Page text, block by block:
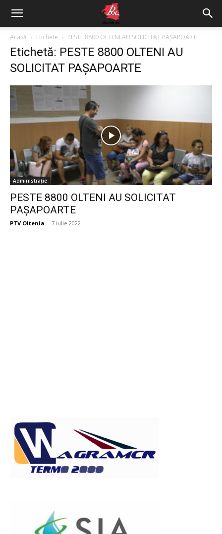
Acasă Etichete PESTE 8800 OLTENI AU SOLICITAT PAŞAPOARTE
Etichetă: PESTE 8800 OLTENI AU
SOLICITAT PAŞAPOARTE
Administrație
PESTE 8800 OLTENI AU SOLICITAT
PAŞAPOARTE
PTV Oltenia - 7 iulie 2022